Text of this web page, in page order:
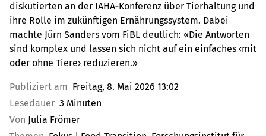
diskutierten an der IAHA‑Konferenz über Tierhaltung und
ihre Rolle im zukünftigen Ernährungssystem. Dabei
machte Jürn Sanders vom FiBL deutlich: «Die Antworten
sind komplex und lassen sich nicht auf ein einfaches ‹mit
oder ohne Tiere› reduzieren.»
Publiziert am Freitag, 8. Mai 2026 13:02
Lesedauer 3 Minuten
Von Julia Frömer